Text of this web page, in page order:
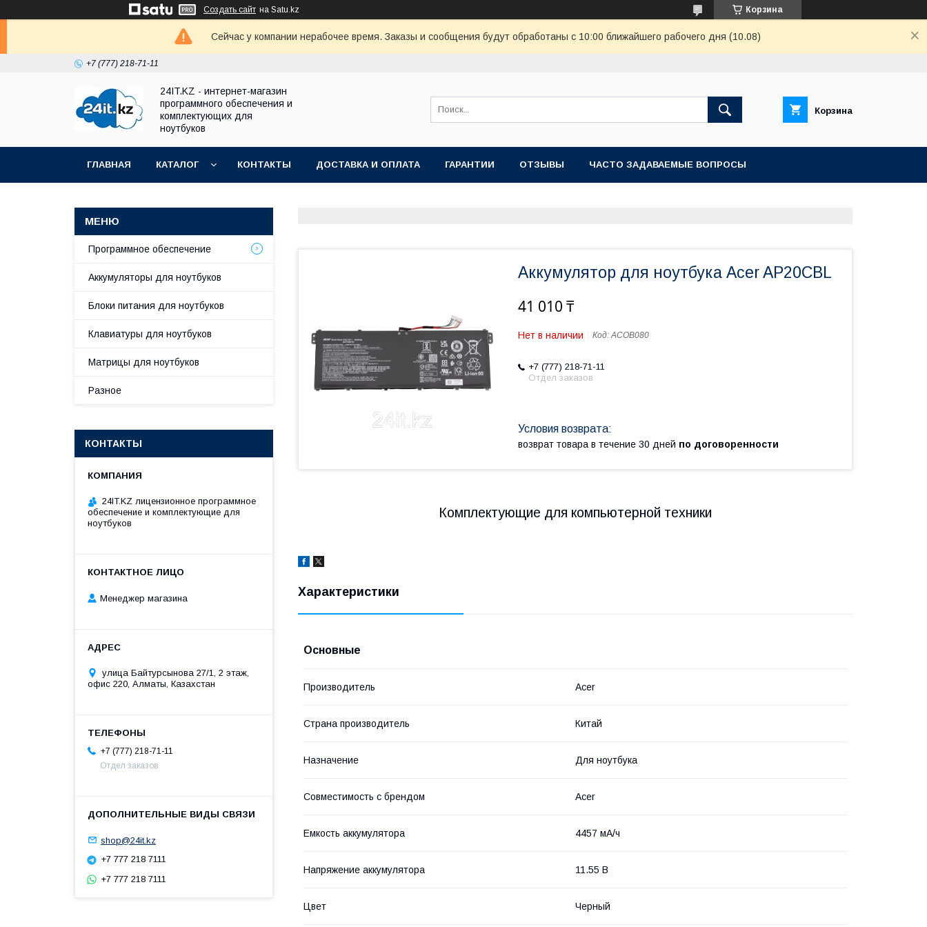
Создать сайт на Satu.kz Корзина
Сейчас у компании нерабочее время. Заказы и сообщения будут обработаны с 10:00 ближайшего рабочего дня (10.08)
+7 (777) 218-71-11
24IT.KZ - интернет-магазин
программного обеспечения и
комплектующих для
ноутбуков
Корзина
ГЛАВНАЯ КАТАЛОГ КОНТАКТЫ ДОСТАВКА И ОПЛАТА ГАРАНТИИ ОТЗЫВЫ ЧАСТО ЗАДАВАЕМЫЕ ВОПРОСЫ
Аккумулятор для ноутбука Acer AP20CBL
41 010 ₸
Нет в наличии Код:ACOB080
+7 (777) 218-71-11
Отдел заказов
возврат товара в течение 30 дней по договоренности
Комплектующие для компьютерной техники
Характеристики
Основные
Производитель Acer
Страна производитель Китай
Назначение Для ноутбука
Совместимость с брендом Acer
Емкость аккумулятора 4457 мА/ч
Напряжение аккумулятора 11.55 В
Цвет Черный
Программное обеспечение
Аккумуляторы для ноутбуков
Блоки питания для ноутбуков
Клавиатуры для ноутбуков
Матрицы для ноутбуков
Разное
КОНТАКТЫ
24IT.KZ лицензионное программное
обеспечение и комплектующие для
ноутбуков
Менеджер магазина
улица Байтурсынова 27/1, 2 этаж,
офис 220, Алматы, Казахстан
+7 (777) 218-71-11
Отдел заказов
shop@24it.kz
+7 777 218 7111
+7 777 218 7111